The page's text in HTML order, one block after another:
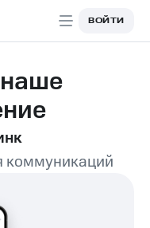
ВОЙТИ
ВОЙТИ
коммуникаций